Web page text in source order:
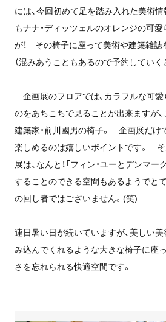
には、今回初めて足を踏み入れた美術
もナナ・ディッツェルのオレンジの可
が！ その椅子に座って美術や建築雑誌
（混みあうこともあるので予約していく
企画展のフロアでは、カラフルな可
のをあちこちで見ることが出来ますが
建築家・前川國男の椅子。 企画展だけ
楽しめるのは嬉しいポイントです。
展は、なんと！「フィン・ユーとデンマー
することのできる空間もあるようでと
の回し者ではございません。(笑)
連日暑い日が続いていますが、美しい
み込んでくれるような大きな椅子に座
さを忘れられる快適空間です。